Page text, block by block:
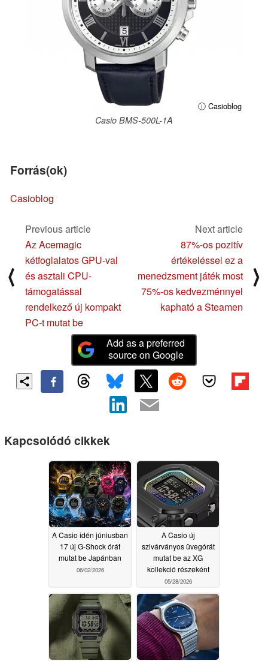
ⓘ Casioblog
Casio BMS-500L-1A
Forrás(ok)
Casioblog
⟨
Previous article
Az Acemagic
kétfoglalatos GPU-val
és asztali CPU-
támogatással
rendelkező új kompakt
PC-t mutat be
Next article
87%-os pozitív
értékeléssel ez a
menedzsment játék most
75%-os kedvezménnyel
kapható a Steamen
⟩
Add as a preferred
source on Google
Kapcsolódó cikkek
A Casio idén júniusban
17 új G-Shock órát
mutat be Japánban
06/02/2026
A Casio új
szivárványos üvegórát
mutat be az XG
kollekció részeként
05/28/2026